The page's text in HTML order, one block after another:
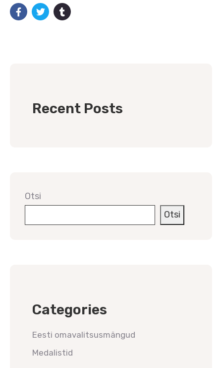
Recent Posts
Otsi
Otsi
Categories
Eesti omavalitsusmängud
Medalistid